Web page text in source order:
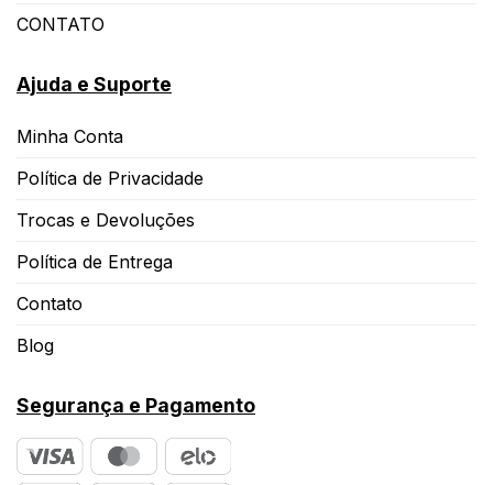
CONTATO
Ajuda e Suporte
Minha Conta
Política de Privacidade
Trocas e Devoluções
Política de Entrega
Contato
Blog
Segurança e Pagamento